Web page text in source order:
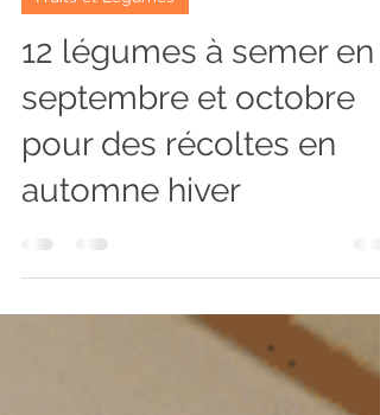
jf9106
17 oct. 2022
12 min de lecture
Fruits et Légumes
12 légumes à semer en
septembre et octobre
pour des récoltes en
automne hiver